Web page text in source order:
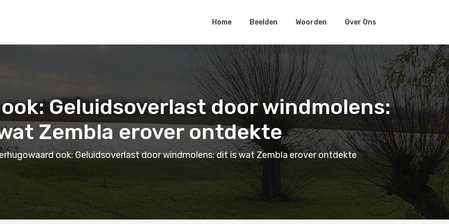
Home Beelden Woorden Over Ons
Geluidsoverlast door windmolens:
Zembla erover ontdekte
ook: Geluidsoverlast door windmolens: dit is wat Zembla erover ontdekte